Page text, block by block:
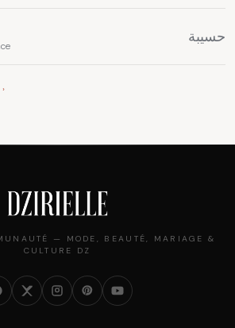
حسيبة
— MODE, BEAUTÉ, MARIAGE &
CULTURE DZ